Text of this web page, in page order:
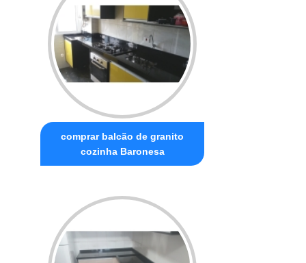
comprar balcão de granito
cozinha Baronesa